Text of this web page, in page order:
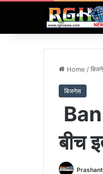
Home /
बिजनेस
बीच